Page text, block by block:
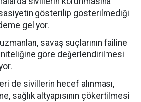
gösterilip gösterilmediği
geliyor.
savaş suçlarının failine
göre değerlendirilmesi
de sivillerin hedef alınması,
sağlık altyapısının çökertilmesi